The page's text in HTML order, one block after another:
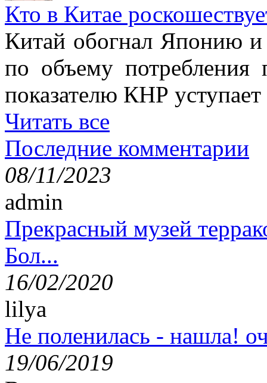
Кто в Китае
Китай обогнал Японию
по объему
показателю КНР
Читать все
Последние комментарии
08/11/2023
admin
Прекрасный музей
Бол...
16/02/2020
lilya
Не поленилась - нашла!
19/06/2019